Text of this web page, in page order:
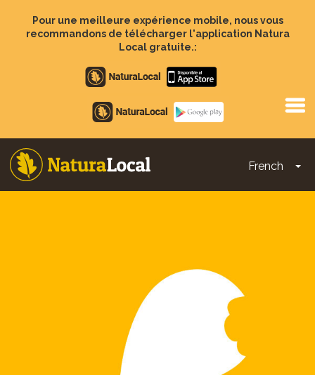
contenu
Pour une meilleure expérience mobile, nous vous
recommandons de télécharger l'application Natura
Local gratuite.:
Apple
store
Google
Play
French
Main